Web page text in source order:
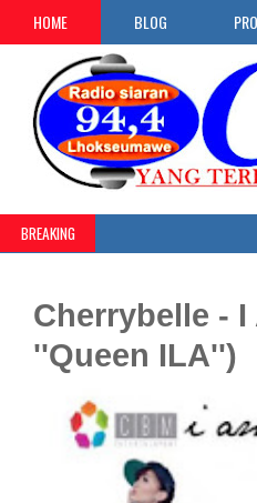
HOME BLOG
BREAKING
Cherrybelle -
''Queen ILA'')